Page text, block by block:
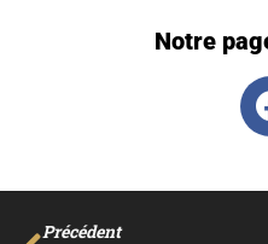
Notre
Précédent